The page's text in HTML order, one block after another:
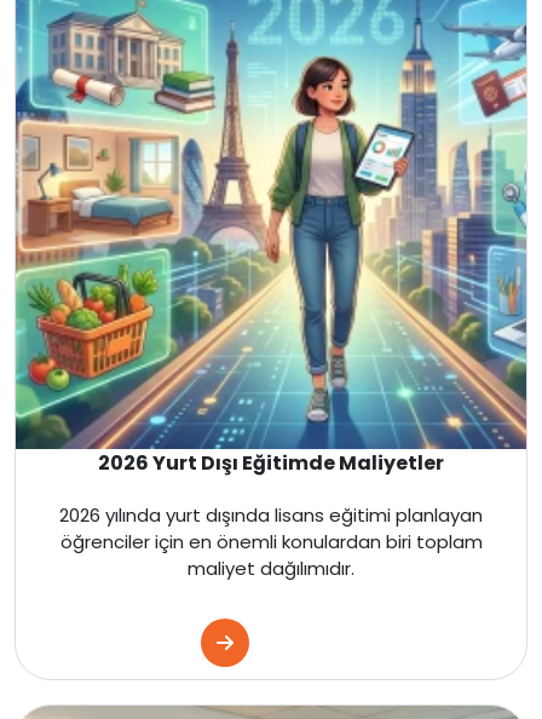
Kanada
Amerika
İngiltere
Kanada
Malta
İngiltere
Amerika
Kanada
Fransa
2026 Yurt Dışı Eğitimde Maliyetler
2026 yılında yurt dışında lisans eğitimi planlayan
öğrenciler için en önemli konulardan biri toplam
maliyet dağılımıdır.